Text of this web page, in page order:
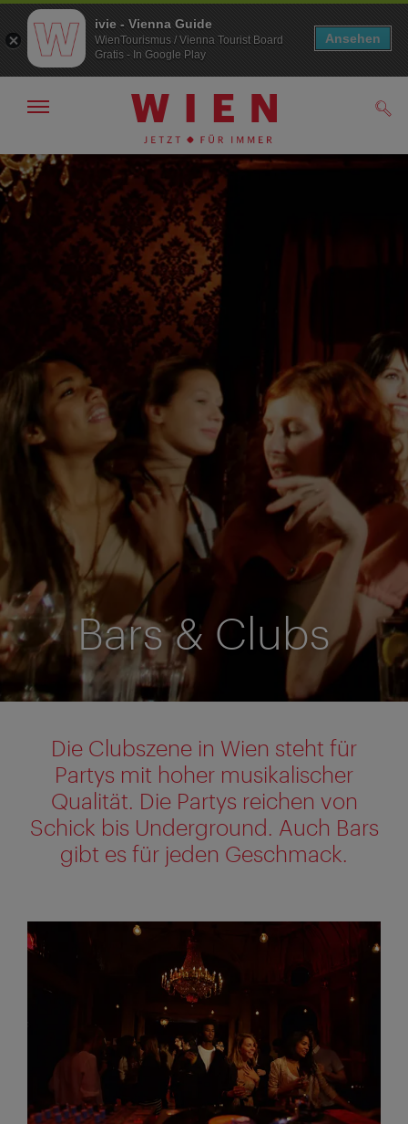
Zur
Navigation
Zum
Inhalt
Navigation
Bars & Clubs
Die Clubszene in Wien steht für
Partys mit hoher musikalischer
Qualität. Die Partys reichen von
Schick bis Underground. Auch Bars
gibt es für jeden Geschmack.
ivie - Vienna Guide
WienTourismus / Vienna Tourist Board
Gratis - In Google Play
Ansehen